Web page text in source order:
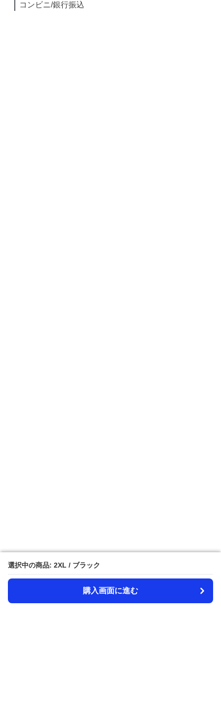
選択中の商品: 2XL / ブラック
購入画面に進む
選択中の商品: 2XL / ブラック
購入画面に進む
コンビニ/銀行振込